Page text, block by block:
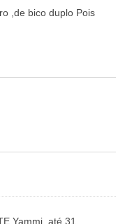
,de bico duplo Pois
Yammi, até 31